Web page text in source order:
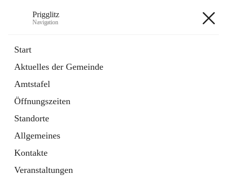
Prigglitz
Navigation
Start
Aktuelles der Gemeinde
Amtstafel
Öffnungszeiten
Standorte
Allgemeines
Kontakte
Veranstaltungen
Externe Webseite
in
Tab
Gemeindezeitung
Ordner
öffnet
in
neuem
Tab